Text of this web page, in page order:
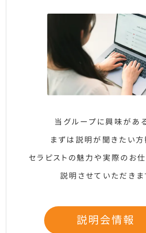
当グループに興味がある
まずは説明が聞きたい方
セラピストの魅力や実際のお
説明させていただきま
説明会情報